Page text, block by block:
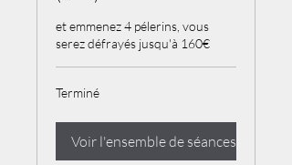
et emmenez 4 pélerins, vous
serez défrayés jusqu'à 160€
Terminé
Voir l'ensemble de séances